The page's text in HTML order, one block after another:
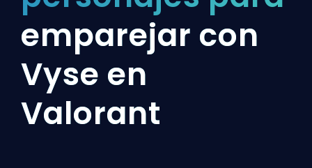
emparejar con
Vyse en
Valorant